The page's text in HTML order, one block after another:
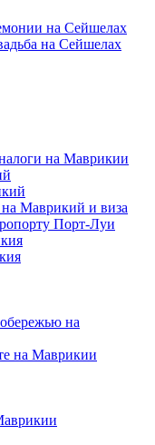
на Сейшелах
на Сейшелах
на Маврикии
на Маврикий и виза
Порт-Луи
на
на Маврикии